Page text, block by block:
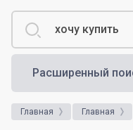
Расширенный
Главная Главная